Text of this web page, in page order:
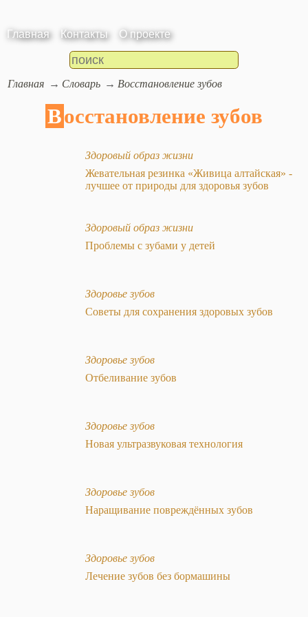
Главная Контакты О проекте
Главная Словарь Восстановление зубов
Восстановление зубов
Здоровый образ жизни
Жевательная резинка «Живица алтайская» -
лучшее от природы для здоровья зубов
Здоровый образ жизни
Проблемы с зубами у детей
Здоровье зубов
Советы для сохранения здоровых зубов
Здоровье зубов
Отбеливание зубов
Здоровье зубов
Новая ультразвуковая технология
Здоровье зубов
Наращивание повреждённых зубов
Здоровье зубов
Лечение зубов без бормашины